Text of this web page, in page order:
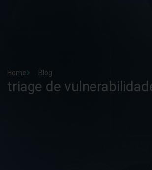
Home Blog
triage de